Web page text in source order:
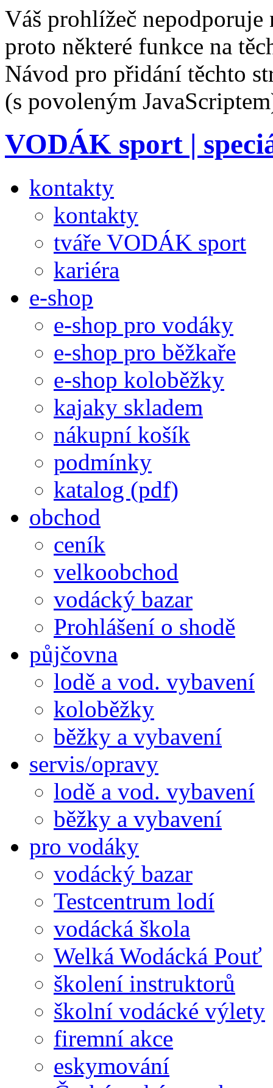
Váš prohlížeč nepodporuje
proto některé funkce na
Návod pro přidání těchto
(s povoleným
VODÁK sport |
kontakty
kontakty
tváře VODÁK sport
kariéra
e-shop
e-shop pro vodáky
e-shop pro běžkaře
e-shop koloběžky
kajaky skladem
nákupní košík
podmínky
katalog (pdf)
obchod
ceník
velkoobchod
vodácký bazar
Prohlášení o shodě
půjčovna
lodě a vod. vybavení
koloběžky
běžky a vybavení
servis/opravy
lodě a vod. vybavení
běžky a vybavení
pro vodáky
vodácký bazar
Testcentrum lodí
vodácká škola
Welká Wodácká Pouť
školení instruktorů
školní vodácké výlety
firemní akce
eskymování